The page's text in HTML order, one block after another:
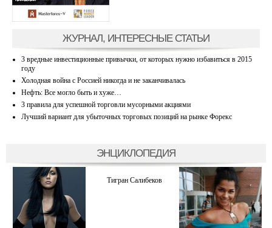
ЖУРНАЛ, ИНТЕРЕСНЫЕ СТАТЬИ
3 вредные инвестиционные привычки, от которых нужно избавиться в 2015
году
Холодная война с Россией никогда и не заканчивалась
Нефть: Все могло быть и хуже…
3 правила для успешной торговли мусорными акциями
Лучший вариант для убыточных торговых позиций на рынке Форекс
ЭНЦИКЛОПЕДИЯ
Тигран Салибеков